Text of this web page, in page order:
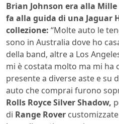
Brian Johnson era alla
fa alla guida di una Jaguar
collezione: “Molte auto le
sono in Australia dove ho
della band, altre a Los
mi è costata molto ma mi ha
presente a diverse aste e su
auto che comprai furono
Rolls Royce Silver Shadow,
di Range Rover